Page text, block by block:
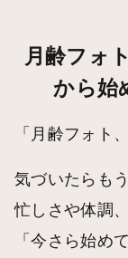
月齢フォ
から始
「月齢フォト
気づいたらも
忙しさや体調
「今さら始め